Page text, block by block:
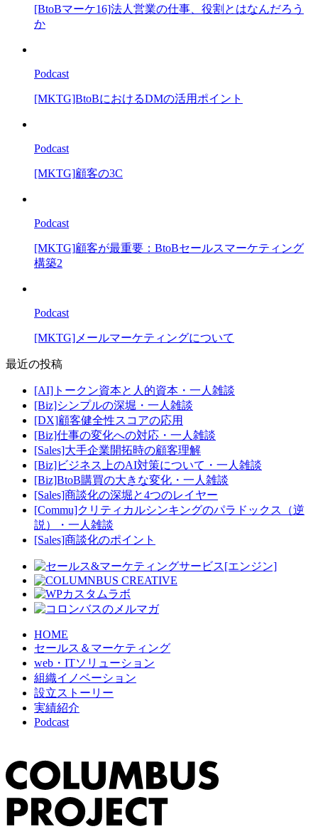
[BtoBマーケ16]法人営業の仕事、役割とはなんだろう
か
Podcast
[MKTG]BtoBにおけるDMの活用ポイント
Podcast
[MKTG]顧客の3C
Podcast
[MKTG]顧客が最重要：BtoBセールスマーケティング
構築2
Podcast
[MKTG]メールマーケティングについて
最近の投稿
[AI]トークン資本と人的資本・一人雑談
[Biz]シンプルの深堀・一人雑談
[DX]顧客健全性スコアの応用
[Biz]仕事の変化への対応・一人雑談
[Sales]大手企業開拓時の顧客理解
[Biz]ビジネス上のAI対策について・一人雑談
[Biz]BtoB購買の大きな変化・一人雑談
[Sales]商談化の深堀と4つのレイヤー
[Commu]クリティカルシンキングのパラドックス（逆
説）・一人雑談
[Sales]商談化のポイント
HOME
セールス＆マーケティング
web・ITソリューション
組織イノベーション
設立ストーリー
実績紹介
Podcast